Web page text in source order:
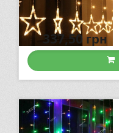
(0)
337,50грн